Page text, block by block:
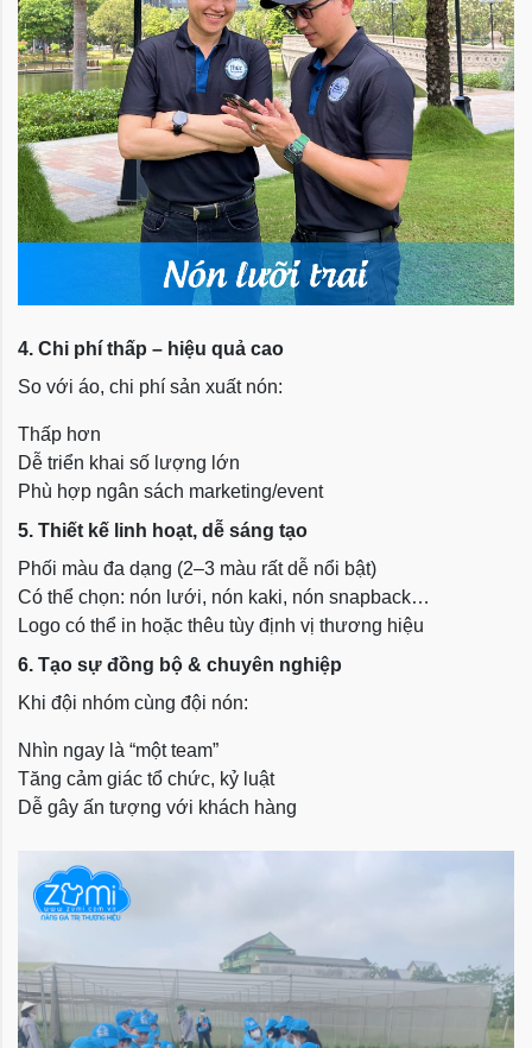
4. Chi phí thấp – hiệu quả cao
So với áo, chi phí sản xuất nón:
Thấp hơn
Dễ triển khai số lượng lớn
Phù hợp ngân sách marketing/event
5. Thiết kế linh hoạt, dễ sáng tạo
Phối màu đa dạng (2–3 màu rất dễ nổi bật)
Có thể chọn: nón lưới, nón kaki, nón snapback…
Logo có thể in hoặc thêu tùy định vị thương hiệu
6. Tạo sự đồng bộ & chuyên nghiệp
Khi đội nhóm cùng đội nón:
Nhìn ngay là “một team”
Tăng cảm giác tổ chức, kỷ luật
Dễ gây ấn tượng với khách hàng